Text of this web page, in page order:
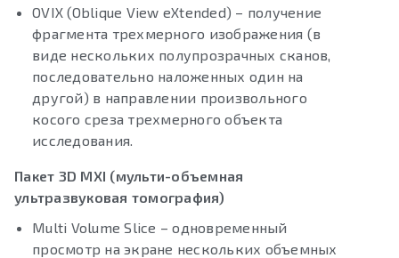
OVIX (Oblique View eXtended) – получение
фрагмента трехмерного изображения (в
виде нескольких полупрозрачных сканов,
последовательно наложенных один на
другой) в направлении произвольного
косого среза трехмерного объекта
исследования.
Пакет 3D MXI (мульти-объемная
ультразвуковая томография)
Multi Volume Slice – одновременный
просмотр на экране нескольких объемных